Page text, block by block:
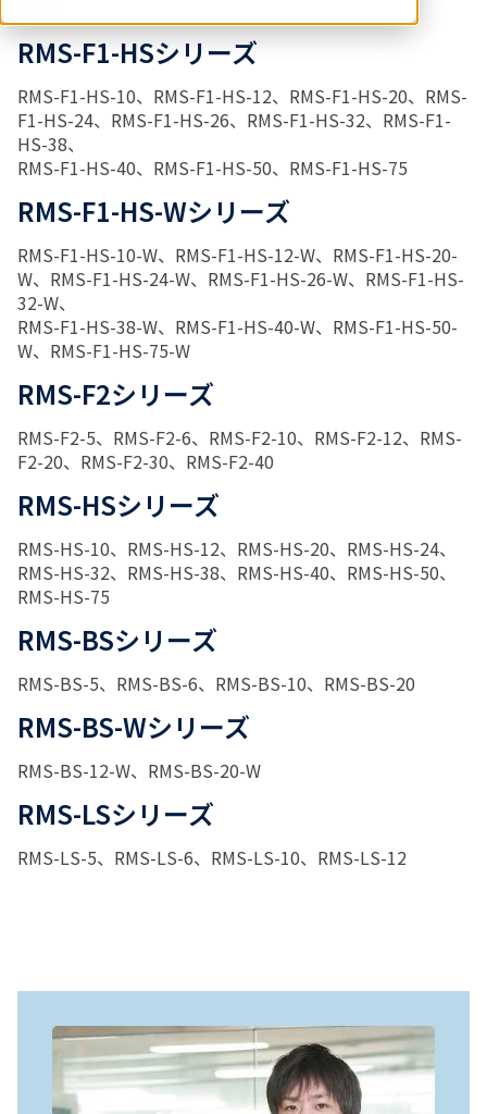
RMS-F1-HSシリーズ
RMS-F1-HS-10、RMS-F1-HS-12、RMS-F1-HS-20、RMS-
F1-HS-24、RMS-F1-HS-26、RMS-F1-HS-32、RMS-F1-
HS-38、
RMS-F1-HS-40、RMS-F1-HS-50、RMS-F1-HS-75
RMS-F1-HS-Wシリーズ
RMS-F1-HS-10-W、RMS-F1-HS-12-W、RMS-F1-HS-20-
W、RMS-F1-HS-24-W、RMS-F1-HS-26-W、RMS-F1-HS-
32-W、
RMS-F1-HS-38-W、RMS-F1-HS-40-W、RMS-F1-HS-50-
W、RMS-F1-HS-75-W
RMS-F2シリーズ
RMS-F2-5、RMS-F2-6、RMS-F2-10、RMS-F2-12、RMS-
F2-20、RMS-F2-30、RMS-F2-40
RMS-HSシリーズ
RMS-HS-10、RMS-HS-12、RMS-HS-20、RMS-HS-24、
RMS-HS-32、RMS-HS-38、RMS-HS-40、RMS-HS-50、
RMS-HS-75
RMS-BSシリーズ
RMS-BS-5、RMS-BS-6、RMS-BS-10、RMS-BS-20
RMS-BS-Wシリーズ
RMS-BS-12-W、RMS-BS-20-W
RMS-LSシリーズ
RMS-LS-5、RMS-LS-6、RMS-LS-10、RMS-LS-12